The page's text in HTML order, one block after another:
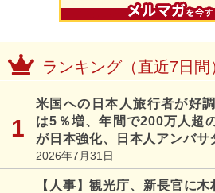
ランキング（直近7日間
米国への日本人旅行者が好
は5％増、年間で200万人超
が日本強化、日本人アンバサ
2026年7月31日
【人事】観光庁、新長官に